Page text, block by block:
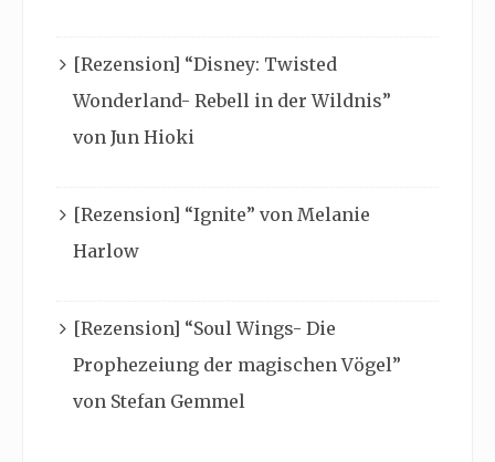
[Rezension] “Disney: Twisted
Wonderland- Rebell in der Wildnis”
von Jun Hioki
[Rezension] “Ignite” von Melanie
Harlow
[Rezension] “Soul Wings- Die
Prophezeiung der magischen Vögel”
von Stefan Gemmel